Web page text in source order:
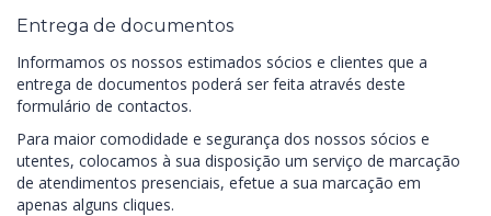
Entrega de documentos
Informamos os nossos estimados sócios e clientes que a
entrega de documentos poderá ser feita através deste
formulário de contactos.
Para maior comodidade e segurança dos nossos sócios e
utentes, colocamos à sua disposição um serviço de marcação
de atendimentos presenciais, efetue a sua marcação em
apenas alguns cliques.